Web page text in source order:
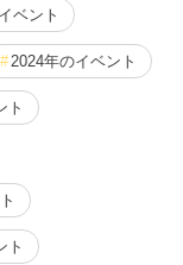
ベント
2024年のイベント
ト
ト